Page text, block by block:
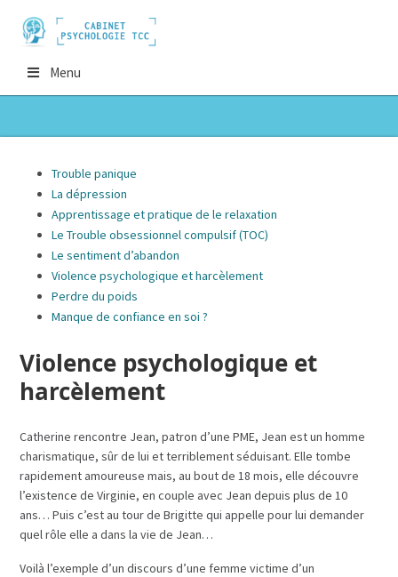
Menu
Trouble panique
La dépression
Apprentissage et pratique de le relaxation
Le Trouble obsessionnel compulsif (TOC)
Le sentiment d’abandon
Violence psychologique et harcèlement
Perdre du poids
Manque de confiance en soi ?
Violence psychologique et
harcèlement
Catherine rencontre Jean, patron d’une PME, Jean est un homme
charismatique, sûr de lui et terriblement séduisant. Elle tombe
rapidement amoureuse mais, au bout de 18 mois, elle découvre
l’existence de Virginie, en couple avec Jean depuis plus de 10
ans… Puis c’est au tour de Brigitte qui appelle pour lui demander
quel rôle elle a dans la vie de Jean…
Voilà l’exemple d’un discours d’une femme victime d’un